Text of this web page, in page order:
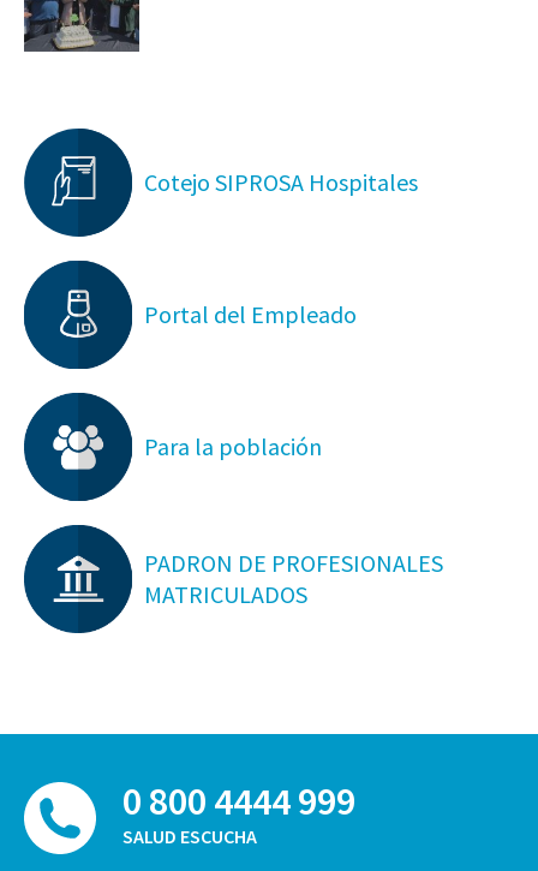
Cotejo SIPROSA Hospitales
Portal del Empleado
Para la población
PADRON DE PROFESIONALES
MATRICULADOS
0 800 4444 999
SALUD ESCUCHA